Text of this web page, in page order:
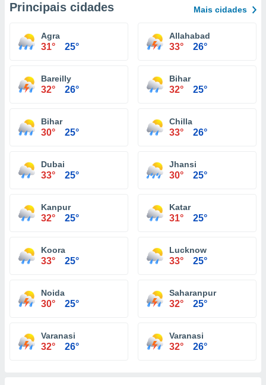
Principais cidades Mais cidades
Agra
31° 25°
Allahabad
33° 26°
Bareilly
32° 26°
Bihar
32° 25°
Bihar
30° 25°
Chilla
33° 26°
Dubai
33° 25°
Jhansi
30° 25°
Kanpur
32° 25°
Katar
31° 25°
Koora
33° 25°
Lucknow
33° 25°
Noida
30° 25°
Saharanpur
32° 25°
Varanasi
32° 26°
Varanasi
32° 26°